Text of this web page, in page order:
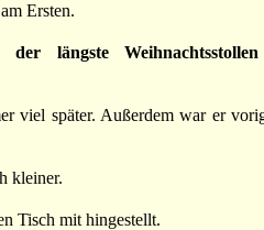
Ersten.
längste
viel später. Außerdem war er
kleiner.
Tisch mit hingestellt.